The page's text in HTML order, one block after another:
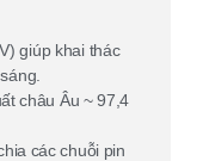
giúp khai thác
châu Âu ~ 97,4
các chuỗi pin